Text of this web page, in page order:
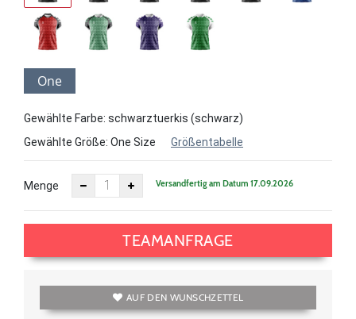
One
Gewählte Farbe: schwarztuerkis (schwarz)
Gewählte Größe: One Size Größentabelle
Menge Versandfertig am Datum 17.09.2026
TEAMANFRAGE
AUF DEN WUNSCHZETTEL